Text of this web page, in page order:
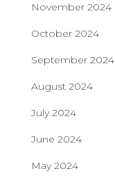
November 2024
October 2024
September 2024
August 2024
July 2024
June 2024
May 2024